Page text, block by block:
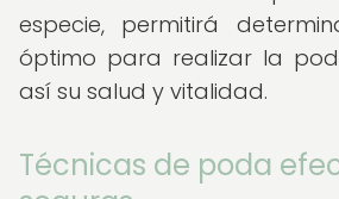
especie, permitirá
óptimo para realizar la
así su salud y vitalidad.
Técnicas de poda